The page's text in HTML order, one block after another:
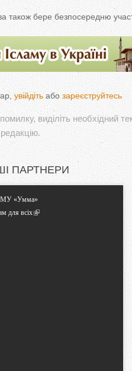
бере безпосередню участь
увійдіть або зареєструйтесь
виділіть необхідний
ПАРТНЕРИ
«Умма»
для всіх